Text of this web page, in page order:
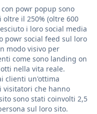
powr popup sono
il 250% (oltre 600
i loro social media
powr social feed sul loro
modo visivo per
come sono landing on
nella vita reale.
clienti un'ottima
visitatori che hanno
sono stati coinvolti 2,5
sul loro sito.